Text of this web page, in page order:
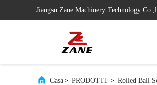
Jiangsu Zane Machinery Technology
Casa> PRODOTTI > Rolled Ball